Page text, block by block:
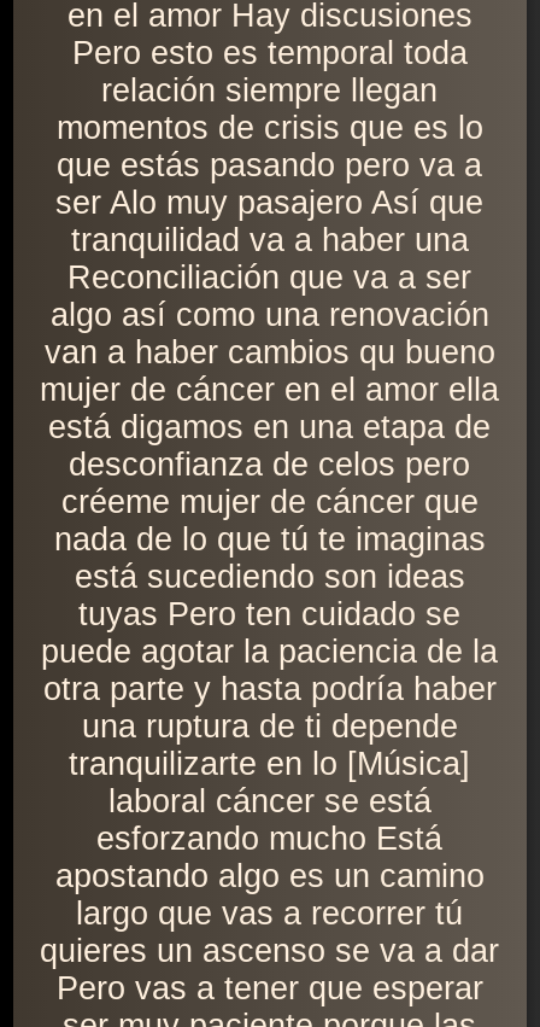
en el amor Hay discusiones
Pero esto es temporal toda
relación siempre llegan
momentos de crisis que es lo
que estás pasando pero va a
ser Alo muy pasajero Así que
tranquilidad va a haber una
Reconciliación que va a ser
algo así como una renovación
van a haber cambios qu bueno
mujer de cáncer en el amor ella
está digamos en una etapa de
desconfianza de celos pero
créeme mujer de cáncer que
nada de lo que tú te imaginas
está sucediendo son ideas
tuyas Pero ten cuidado se
puede agotar la paciencia de la
otra parte y hasta podría haber
una ruptura de ti depende
tranquilizarte en lo [Música]
laboral cáncer se está
esforzando mucho Está
apostando algo es un camino
largo que vas a recorrer tú
quieres un ascenso se va a dar
Pero vas a tener que esperar